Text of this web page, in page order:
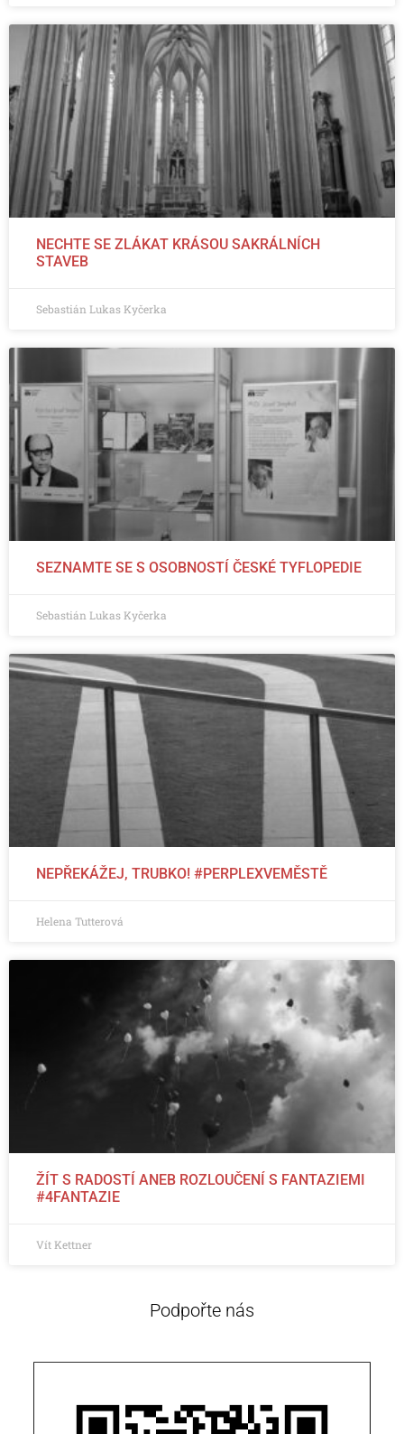
NECHTE SE ZLÁKAT KRÁSOU SAKRÁLNÍCH
STAVEB
Sebastián Lukas Kyčerka
SEZNAMTE SE S OSOBNOSTÍ ČESKÉ TYFLOPEDIE
Sebastián Lukas Kyčerka
NEPŘEKÁŽEJ, TRUBKO! #PERPLEXVEMĚSTĚ
Helena Tutterová
ŽÍT S RADOSTÍ ANEB ROZLOUČENÍ S FANTAZIEMI
#4FANTAZIE
Vít Kettner
Podpořte nás